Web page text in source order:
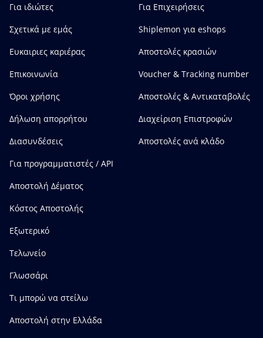
Για ιδιώτες
Σχετικά με εμάς
Ευκαιριες καριέρας
Επικοινωνία
Όροι χρήσης
Δήλωση απορρήτου
Διασυνδέσεις
Για προγραμματιστές / API
Αποστολή Δέματος
Κόστος Αποστολής
Εξωτερικό
Τελωνείο
Γλωσσάρι
Τι μπορώ να στείλω
Αποστολή στην Ελλάδα
Για Επιχειρήσεις
Shiplemon για eshops
Αποστολές κρασιών
Voucher & Tracking number
Αποστολές & Αντικαταβολές
Διαχείριση Επιστροφών
Αποστολές ανά κλάδο